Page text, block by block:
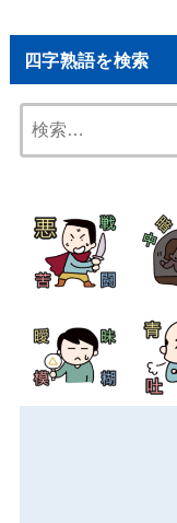
四字熟語を検索